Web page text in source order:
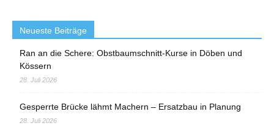
Neueste Beiträge
Ran an die Schere: Obstbaumschnitt-Kurse in Döben und
Kössern
28. Juli 2026
Gesperrte Brücke lähmt Machern – Ersatzbau in Planung
28. Juli 2026